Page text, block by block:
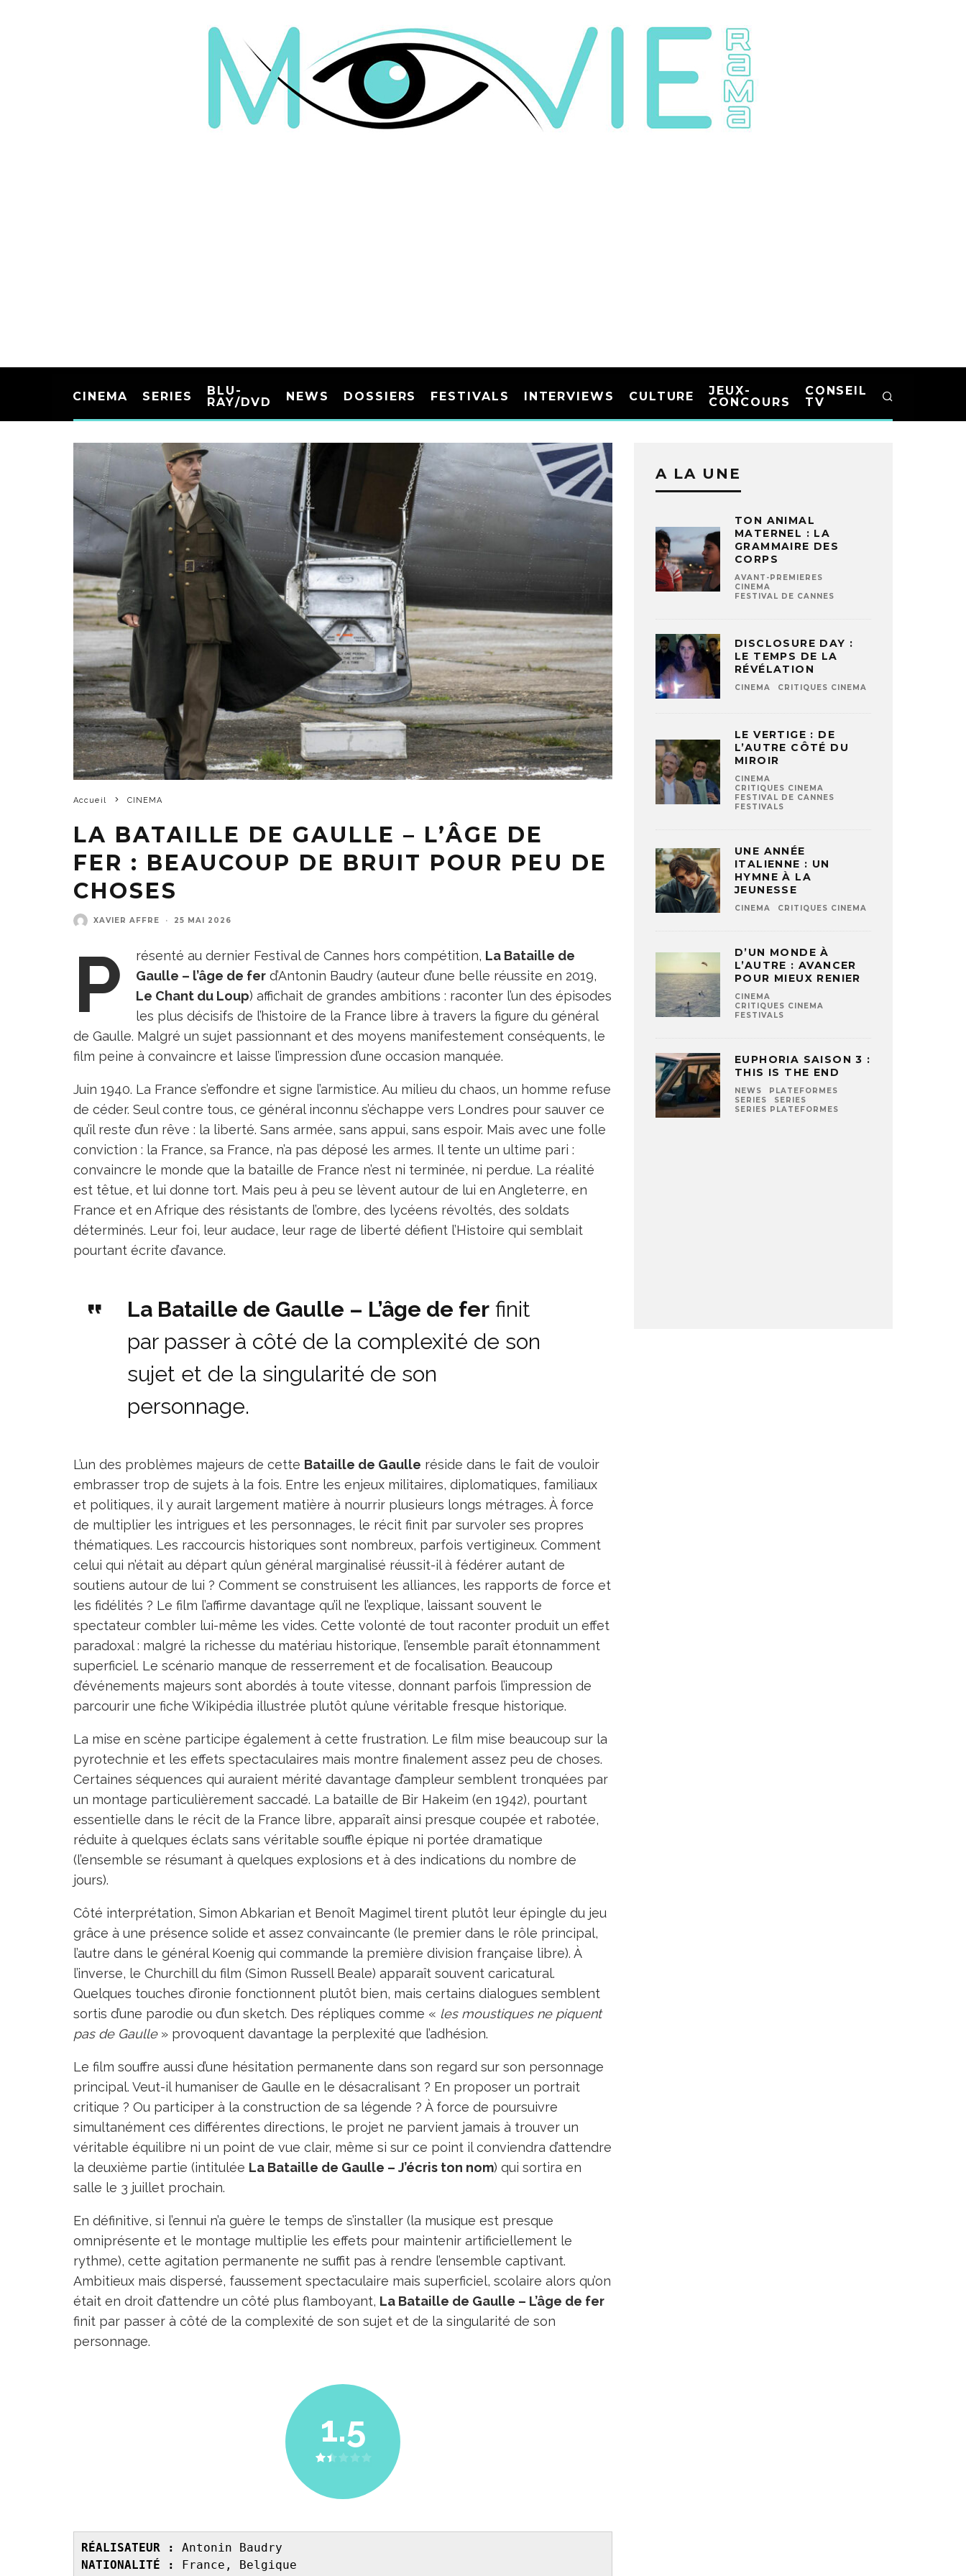
CINEMA SERIES
BLU-
RAY/DVD
NEWS DOSSIERS FESTIVALS INTERVIEWS CULTURE
JEUX-
CONCOURS
CONSEIL
TV
Accueil CINEMA
LA BATAILLE DE GAULLE – L’ÂGE DE
FER : BEAUCOUP DE BRUIT POUR PEU DE
CHOSES
XAVIER AFFRE · 25 MAI 2026
P résenté au dernier Festival de Cannes hors compétition, La Bataille de
Gaulle – l’âge de fer d’Antonin Baudry (auteur d’une belle réussite en 2019,
Le Chant du Loup) affichait de grandes ambitions : raconter l’un des épisodes
les plus décisifs de l’histoire de la France libre à travers la figure du général
de Gaulle. Malgré un sujet passionnant et des moyens manifestement conséquents, le
film peine à convaincre et laisse l’impression d’une occasion manquée.
Juin 1940. La France s’effondre et signe l’armistice. Au milieu du chaos, un homme refuse
de céder. Seul contre tous, ce général inconnu s’échappe vers Londres pour sauver ce
qu’il reste d’un rêve : la liberté. Sans armée, sans appui, sans espoir. Mais avec une folle
conviction : la France, sa France, n’a pas déposé les armes. Il tente un ultime pari :
convaincre le monde que la bataille de France n’est ni terminée, ni perdue. La réalité
est têtue, et lui donne tort. Mais peu à peu se lèvent autour de lui en Angleterre, en
France et en Afrique des résistants de l’ombre, des lycéens révoltés, des soldats
déterminés. Leur foi, leur audace, leur rage de liberté défient l’Histoire qui semblait
pourtant écrite d’avance.
La Bataille de Gaulle – L’âge de fer finit
par passer à côté de la complexité de son
sujet et de la singularité de son
personnage.
L’un des problèmes majeurs de cette Bataille de Gaulle réside dans le fait de vouloir
embrasser trop de sujets à la fois. Entre les enjeux militaires, diplomatiques, familiaux
et politiques, il y aurait largement matière à nourrir plusieurs longs métrages. À force
de multiplier les intrigues et les personnages, le récit finit par survoler ses propres
thématiques. Les raccourcis historiques sont nombreux, parfois vertigineux. Comment
celui qui n’était au départ qu’un général marginalisé réussit-il à fédérer autant de
soutiens autour de lui ? Comment se construisent les alliances, les rapports de force et
les fidélités ? Le film l’affirme davantage qu’il ne l’explique, laissant souvent le
spectateur combler lui-même les vides. Cette volonté de tout raconter produit un effet
paradoxal : malgré la richesse du matériau historique, l’ensemble paraît étonnamment
superficiel. Le scénario manque de resserrement et de focalisation. Beaucoup
d’événements majeurs sont abordés à toute vitesse, donnant parfois l’impression de
parcourir une fiche Wikipédia illustrée plutôt qu’une véritable fresque historique.
La mise en scène participe également à cette frustration. Le film mise beaucoup sur la
pyrotechnie et les effets spectaculaires mais montre finalement assez peu de choses.
Certaines séquences qui auraient mérité davantage d’ampleur semblent tronquées par
un montage particulièrement saccadé. La bataille de Bir Hakeim (en 1942), pourtant
essentielle dans le récit de la France libre, apparaît ainsi presque coupée et rabotée,
réduite à quelques éclats sans véritable souffle épique ni portée dramatique
(l’ensemble se résumant à quelques explosions et à des indications du nombre de
jours).
Côté interprétation, Simon Abkarian et Benoît Magimel tirent plutôt leur épingle du jeu
grâce à une présence solide et assez convaincante (le premier dans le rôle principal,
l’autre dans le général Koenig qui commande la première division française libre). À
l’inverse, le Churchill du film (Simon Russell Beale) apparaît souvent caricatural.
Quelques touches d’ironie fonctionnent plutôt bien, mais certains dialogues semblent
sortis d’une parodie ou d’un sketch. Des répliques comme « les moustiques ne piquent
pas de Gaulle» provoquent davantage la perplexité que l’adhésion.
Le film souffre aussi d’une hésitation permanente dans son regard sur son personnage
principal. Veut-il humaniser de Gaulle en le désacralisant ? En proposer un portrait
critique ? Ou participer à la construction de sa légende ? À force de poursuivre
simultanément ces différentes directions, le projet ne parvient jamais à trouver un
véritable équilibre ni un point de vue clair, même si sur ce point il conviendra d’attendre
la deuxième partie (intitulée La Bataille de Gaulle – J’écris ton nom) qui sortira en
salle le 3 juillet prochain.
En définitive, si l’ennui n’a guère le temps de s’installer (la musique est presque
omniprésente et le montage multiplie les effets pour maintenir artificiellement le
rythme), cette agitation permanente ne suffit pas à rendre l’ensemble captivant.
Ambitieux mais dispersé, faussement spectaculaire mais superficiel, scolaire alors qu’on
était en droit d’attendre un côté plus flamboyant, La Bataille de Gaulle – L’âge de fer
finit par passer à côté de la complexité de son sujet et de la singularité de son
personnage.
1.5
RÉALISATEUR :
Antonin Baudry
NATIONALITÉ :
France, Belgique
A LA UNE
TON ANIMAL
MATERNEL : LA
GRAMMAIRE DES
CORPS
AVANT-PREMIERES
CINEMA
FESTIVAL DE CANNES
DISCLOSURE DAY :
LE TEMPS DE LA
RÉVÉLATION
CINEMA CRITIQUES CINEMA
LE VERTIGE : DE
L’AUTRE CÔTÉ DU
MIROIR
CINEMA
CRITIQUES CINEMA
FESTIVAL DE CANNES
FESTIVALS
UNE ANNÉE
ITALIENNE : UN
HYMNE À LA
JEUNESSE
CINEMA CRITIQUES CINEMA
D’UN MONDE À
L’AUTRE : AVANCER
POUR MIEUX RENIER
CINEMA
CRITIQUES CINEMA
FESTIVALS
EUPHORIA SAISON 3 :
THIS IS THE END
NEWS
PLATEFORMES
SERIES
SERIES
SERIES PLATEFORMES